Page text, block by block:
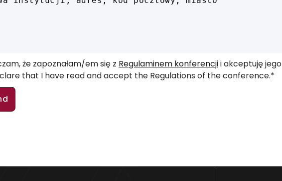
że zapoznałam/em się z Regulaminem konferencjii akceptuję jego
that I have read and accept the Regulations of the conference.*